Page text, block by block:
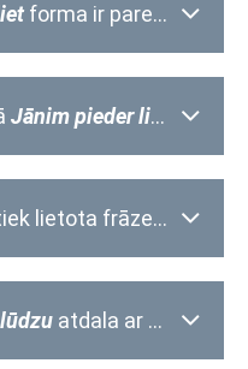
forma ir pareiza: es
Jānim pieder liela laiva
Latviešu valodā saziņā tiek lietota frāze „Kā tev
lūdzu atdala ar komatu?